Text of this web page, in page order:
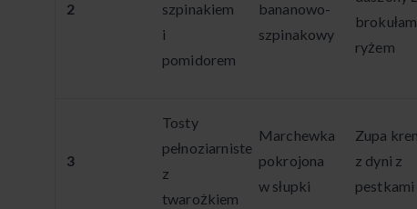
2
szpinakiem
i
pomidorem
bananowo-
szpinakowy
ryżem
3
Tosty
pełnoziarniste
z
twarożkiem
Marchewka
pokrojona
w słupki
Zupa
z dyni z
pestkami